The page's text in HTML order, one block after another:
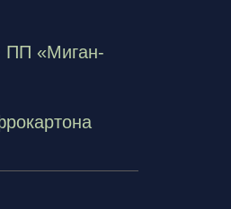
«Миган-